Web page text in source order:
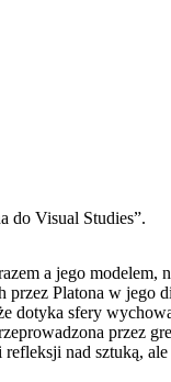
do Visual Studies”.
a jego modelem,
Platona w jego
dotyka sfery
przez
nad sztuką,